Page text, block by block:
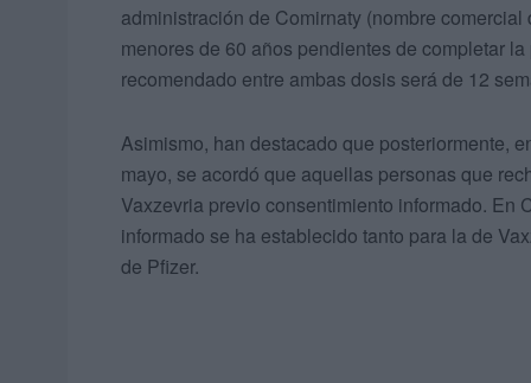
administración de Comirnaty (nombre
menores de 60 años pendientes de completar
recomendado entre ambas dosis será de 12
Asimismo, han destacado que posteriormente,
mayo, se acordó que aquellas personas que
Vaxzevria previo consentimiento informado. En
informado se ha establecido tanto para la de
de Pfizer.